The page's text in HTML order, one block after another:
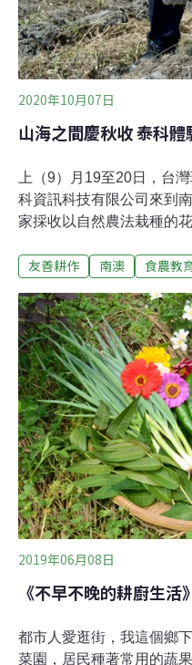
得砂石，收入充實公庫。
的
2020年10月07日
山海之間慶秋收 泰科
上（9）月19至20日，台
科資訊科技有限公司來到
家採收以自然農法栽種的
環山，東臨太平洋，擁有
澳定居近10年，採用「秀
調自家留種、連作不休耕
到土地的永續利用，兼顧
活、生態三者並存，符合
車來到海岸社區旁的花生
農藥與除草劑，花生與野
一次土後，再用鋤頭翻找
不住剝了一兩顆花生品嚐
樣！」另一頭，則同步揀
日曬為花生增添香氣，一
友善耕作 南澳 食農教
2019年06月08日
《不早不晚的耕廚生
都市人愛逛街，我這個鄉
菜園，居民種著常用的蔬